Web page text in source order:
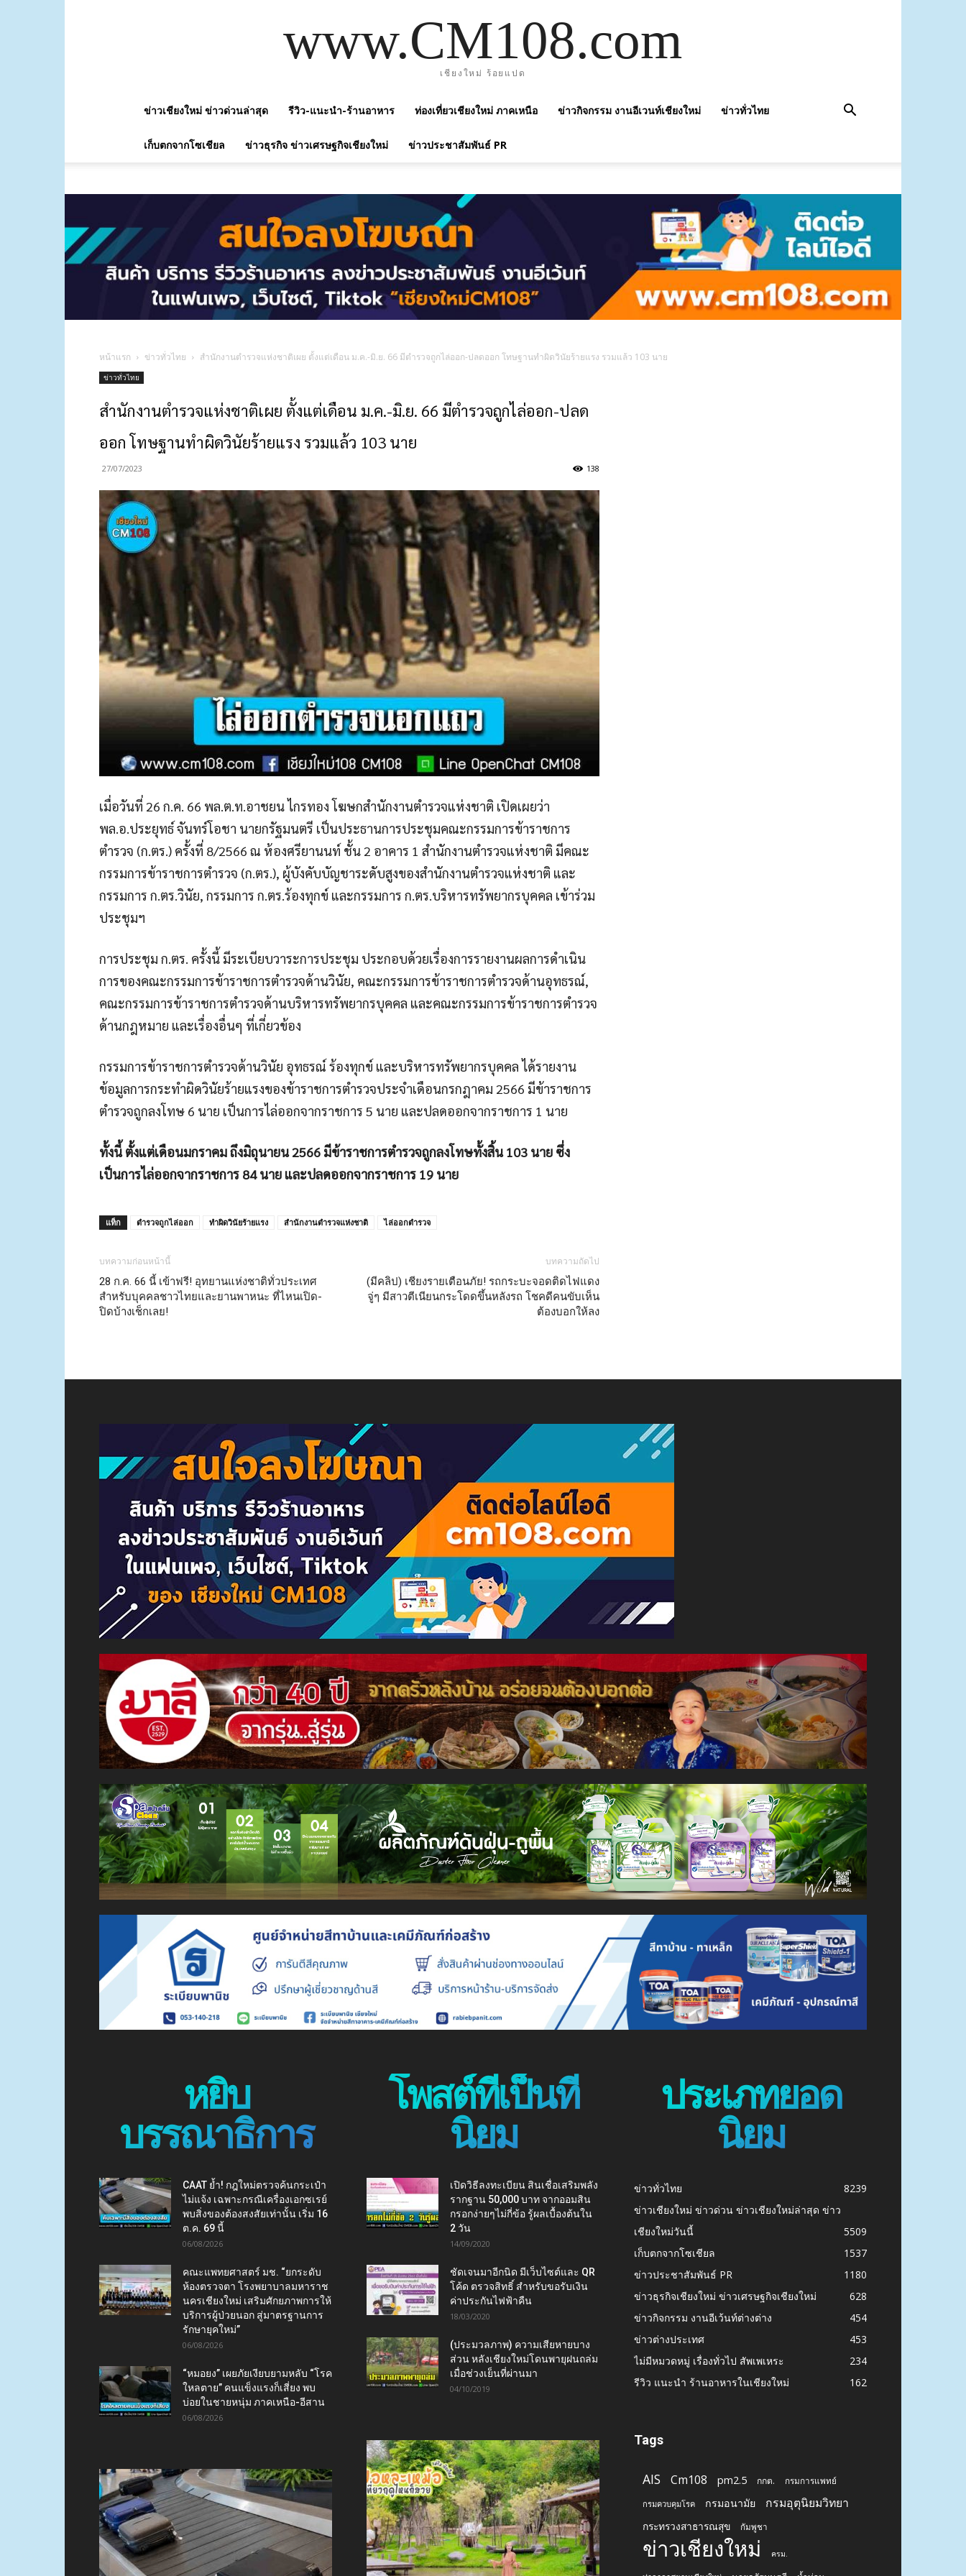
www.CM108.com
เชียงใหม่ ร้อยแปด
ข่าวเชียงใหม่ ข่าวด่วนล่าสุด รีวิว-แนะนำ-ร้านอาหาร ท่องเที่ยวเชียงใหม่ ภาคเหนือ ข่าวกิจกรรม งานอีเวนท์เชียงใหม่ ข่าวทั่วไทย
เก็บตกจากโซเชียล ข่าวธุรกิจ ข่าวเศรษฐกิจเชียงใหม่ ข่าวประชาสัมพันธ์ PR
หน้าแรก ข่าวทั่วไทย สำนักงานตำรวจแห่งชาติเผย ตั้งแต่เดือน ม.ค.-มิ.ย. 66 มีตำรวจถูกไล่ออก-ปลดออก โทษฐานทำผิดวินัยร้ายแรง รวมแล้ว 103 นาย
ข่าวทั่วไทย
สำนักงานตำรวจแห่งชาติเผย ตั้งแต่เดือน ม.ค.-มิ.ย. 66 มีตำรวจถูกไล่ออก-ปลด
ออก โทษฐานทำผิดวินัยร้ายแรง รวมแล้ว 103 นาย
27/07/2023 138
เมื่อวันที่ 26 ก.ค. 66 พล.ต.ท.อาชยน ไกรทอง โฆษกสำนักงานตำรวจแห่งชาติ เปิดเผยว่า
พล.อ.ประยุทธ์ จันทร์โอชา นายกรัฐมนตรี เป็นประธานการประชุมคณะกรรมการข้าราชการ
ตำรวจ (ก.ตร.) ครั้งที่ 8/2566 ณ ห้องศรียานนท์ ชั้น 2 อาคาร 1 สำนักงานตำรวจแห่งชาติ มีคณะ
กรรมการข้าราชการตำรวจ (ก.ตร.), ผู้บังคับบัญชาระดับสูงของสำนักงานตำรวจแห่งชาติ และ
กรรมการ ก.ตร.วินัย, กรรมการ ก.ตร.ร้องทุกข์ และกรรมการ ก.ตร.บริหารทรัพยากรบุคคล เข้าร่วม
ประชุมฯ
การประชุม ก.ตร. ครั้งนี้ มีระเบียบวาระการประชุม ประกอบด้วยเรื่องการรายงานผลการดำเนิน
การของคณะกรรมการข้าราชการตำรวจด้านวินัย, คณะกรรมการข้าราชการตำรวจด้านอุทธรณ์,
คณะกรรมการข้าราชการตำรวจด้านบริหารทรัพยากรบุคคล และคณะกรรมการข้าราชการตำรวจ
ด้านกฎหมาย และเรื่องอื่นๆ ที่เกี่ยวข้อง
กรรมการข้าราชการตำรวจด้านวินัย อุทธรณ์ ร้องทุกข์ และบริหารทรัพยากรบุคคล ได้รายงาน
ข้อมูลการกระทำผิดวินัยร้ายแรงของข้าราชการตำรวจประจำเดือนกรกฎาคม 2566 มีข้าราชการ
ตำรวจถูกลงโทษ 6 นาย เป็นการไล่ออกจากราชการ 5 นาย และปลดออกจากราชการ 1 นาย
ทั้งนี้ ตั้งแต่เดือนมกราคม ถึงมิถุนายน 2566 มีข้าราชการตำรวจถูกลงโทษทั้งสิ้น 103 นาย ซึ่ง
เป็นการไล่ออกจากราชการ 84 นาย และปลดออกจากราชการ 19 นาย
แท็ก ตำรวจถูกไล่ออก ทำผิดวินัยร้ายแรง สำนักงานตำรวจแห่งชาติ ไล่ออกตำรวจ
บทความก่อนหน้านี้
28 ก.ค. 66 นี้ เข้าฟรี! อุทยานแห่งชาติทั่วประเทศ
สำหรับบุคคลชาวไทยและยานพาหนะ ที่ไหนเปิด-
ปิดบ้างเช็กเลย!
บทความถัดไป
(มีคลิป) เชียงรายเตือนภัย! รถกระบะจอดติดไฟแดง
จู่ๆ มีสาวตีเนียนกระโดดขึ้นหลังรถ โชคดีคนขับเห็น
ต้องบอกให้ลง
หยิบ
บรรณาธิการ
CAAT ย้ำ! กฎใหม่ตรวจค้นกระเป๋า
ไม่แจ้ง เฉพาะกรณีเครื่องเอกซเรย์
พบสิ่งของต้องสงสัยเท่านั้น เริ่ม 16
ต.ค. 69 นี้
06/08/2026
คณะแพทยศาสตร์ มช. “ยกระดับ
ห้องตรวจตา โรงพยาบาลมหาราช
นครเชียงใหม่ เสริมศักยภาพการให้
บริการผู้ป่วยนอก สู่มาตรฐานการ
รักษายุคใหม่”
06/08/2026
“หมอยง” เผยภัยเงียบยามหลับ “โรค
ใหลตาย” คนแข็งแรงก็เสี่ยง พบ
บ่อยในชายหนุ่ม ภาคเหนือ-อีสาน
06/08/2026
โพสต์ที่เป็นที่
นิยม
เปิดวิธีลงทะเบียน สินเชื่อเสริมพลัง
รากฐาน 50,000 บาท จากออมสิน
กรอกง่ายๆไม่กี่ข้อ รู้ผลเบื้องต้นใน
2 วัน
14/09/2020
ชัดเจนมาอีกนิด มีเว็บไซต์และ QR
โค้ด ตรวจสิทธิ์ สำหรับขอรับเงิน
ค่าประกันไฟฟ้าคืน
18/03/2020
(ประมวลภาพ) ความเสียหายบาง
ส่วน หลังเชียงใหม่โดนพายุฝนถล่ม
เมื่อช่วงเย็นที่ผ่านมา
04/10/2019
ประเภทยอด
นิยม
ข่าวทั่วไทย
8239
ข่าวเชียงใหม่ ข่าวด่วน ข่าวเชียงใหม่ล่าสุด ข่าว
เชียงใหม่วันนี้
5509
เก็บตกจากโซเชียล
1537
ข่าวประชาสัมพันธ์ PR
1180
ข่าวธุรกิจเชียงใหม่ ข่าวเศรษฐกิจเชียงใหม่
628
ข่าวกิจกรรม งานอีเว้นท์ต่างต่าง
454
ข่าวต่างประเทศ
453
ไม่มีหมวดหมู่ เรื่องทั่วไป สัพเพเหระ
234
รีวิว แนะนำ ร้านอาหารในเชียงใหม่
162
Tags
AIS Cm108 pm2.5 กกต. กรมการแพทย์
กรมควบคุมโรค กรมอนามัย กรมอุตุนิยมวิทยา
กระทรวงสาธารณสุข กัมพูชา
ข่าวเชียงใหม่ ครม.